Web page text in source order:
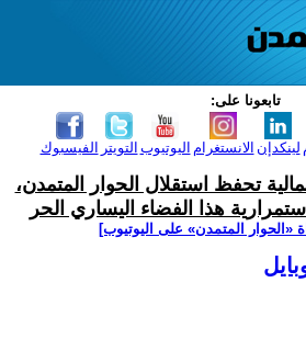
تابعونا على:
الفيسبوك التويتر اليوتيوب الانستغرام لينكدإن
تحفظ استقلال الحوار المتمدن،
هذا الفضاء اليساري الحر
‫«الحوار المتمدن» على اليوتيوب]